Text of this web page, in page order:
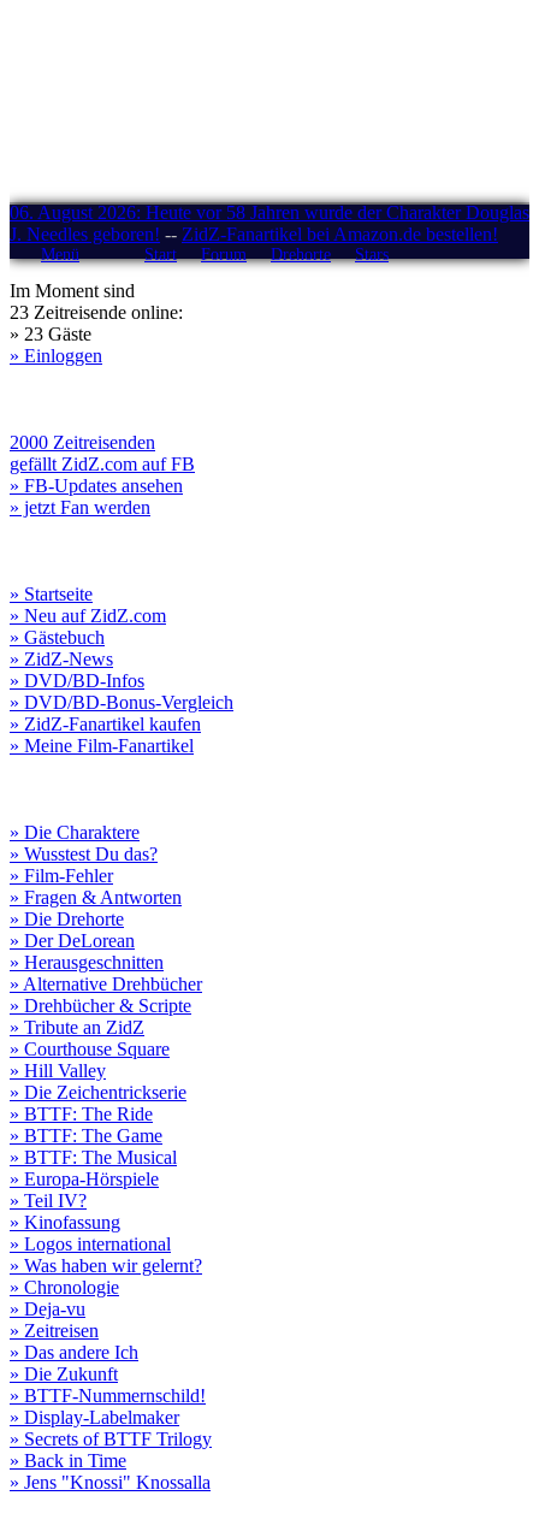
06. August 2026: Heute vor 58 Jahren wurde der Charakter Douglas
J. Needles geboren! -- ZidZ-Fanartikel bei Amazon.de bestellen!
Menü Start Forum Drehorte Stars
Im Moment sind
23 Zeitreisende online:
» 23 Gäste
» Einloggen
2000 Zeitreisenden
gefällt ZidZ.com auf FB
» FB-Updates ansehen
» jetzt Fan werden
» Startseite
» Neu auf ZidZ.com
» Gästebuch
» ZidZ-News
» DVD/BD-Infos
» DVD/BD-Bonus-Vergleich
» ZidZ-Fanartikel kaufen
» Meine Film-Fanartikel
» Die Charaktere
» Wusstest Du das?
» Film-Fehler
» Fragen & Antworten
» Die Drehorte
» Der DeLorean
» Herausgeschnitten
» Alternative Drehbücher
» Drehbücher & Scripte
» Tribute an ZidZ
» Courthouse Square
» Hill Valley
» Die Zeichentrickserie
» BTTF: The Ride
» BTTF: The Game
» BTTF: The Musical
» Europa-Hörspiele
» Teil IV?
» Kinofassung
» Logos international
» Was haben wir gelernt?
» Chronologie
» Deja-vu
» Zeitreisen
» Das andere Ich
» Die Zukunft
» BTTF-Nummernschild!
» Display-Labelmaker
» Secrets of BTTF Trilogy
» Back in Time
» Jens "Knossi" Knossalla